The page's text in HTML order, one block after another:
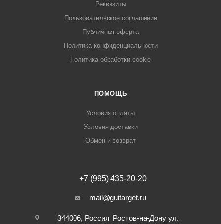
Реквизиты
Пользовательское соглашение
Публичная оферта
Политика конфиденциальности
Политика обработки cookie
ПОМОЩЬ
Условия оплаты
Условия доставки
Обмен и возврат
+7 (995) 435-20-20
mail@guitarget.ru
344006, Россия, Ростов-на-Дону ул.